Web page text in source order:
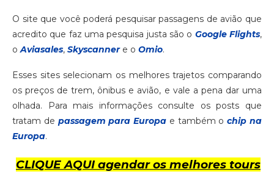
O site que você poderá pesquisar passagens de avião que
acredito que faz uma pesquisa justa são o Google Flights,
oAviasales, Skyscanner e o Omio.
Esses sites selecionam os melhores trajetos comparando
os preços de trem, ônibus e avião, e vale a pena dar uma
olhada. Para mais informações consulte os posts que
tratam de passagem para Europa e também ochip na
Europa.
CLIQUE AQUI agendar os melhores tours